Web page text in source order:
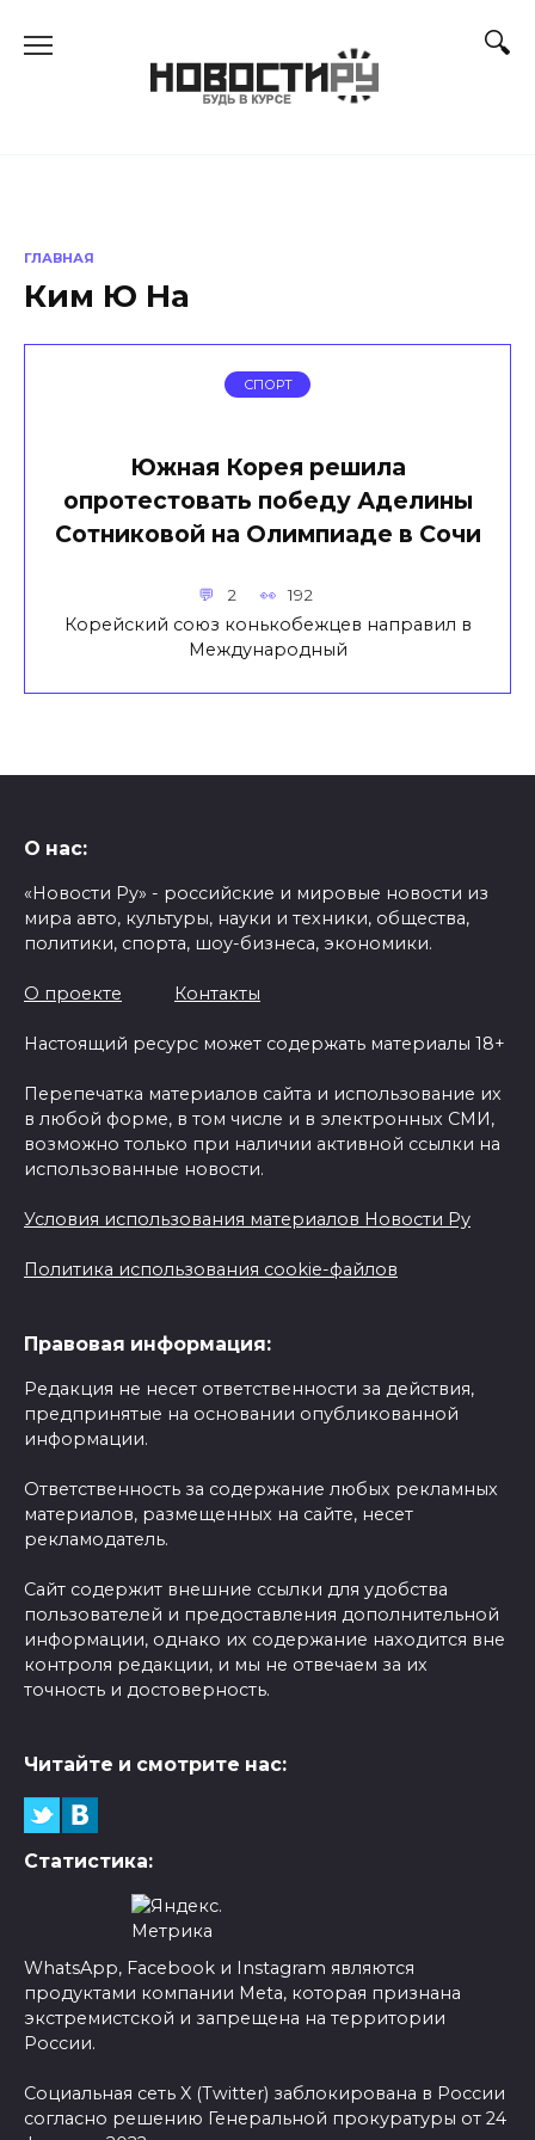
ГЛАВНАЯ
Ким Ю На
СПОРТ
Южная Корея решила
опротестовать победу Аделины
Сотниковой на Олимпиаде в Сочи
2 192
Корейский союз конькобежцев направил в
Международный
О нас:
«Новости Ру» - российские и мировые новости из
мира авто, культуры, науки и техники, общества,
политики, спорта, шоу-бизнеса, экономики.
О проекте Контакты
Настоящий ресурс может содержать материалы 18+
Перепечатка материалов сайта и использование их
в любой форме, в том числе и в электронных СМИ,
возможно только при наличии активной ссылки на
использованные новости.
Условия использования материалов Новости Ру
Политика использования cookie-файлов
Правовая информация:
Редакция не несет ответственности за действия,
предпринятые на основании опубликованной
информации.
Ответственность за содержание любых рекламных
материалов, размещенных на сайте, несет
рекламодатель.
Сайт содержит внешние ссылки для удобства
пользователей и предоставления дополнительной
информации, однако их содержание находится вне
контроля редакции, и мы не отвечаем за их
точность и достоверность.
Читайте и смотрите нас:
Статистика:
WhatsApp, Facebook и Instagram являются
продуктами компании Meta, которая признана
экстремистской и запрещена на территории
России.
Социальная сеть X (Twitter) заблокирована в России
согласно решению Генеральной прокуратуры от 24